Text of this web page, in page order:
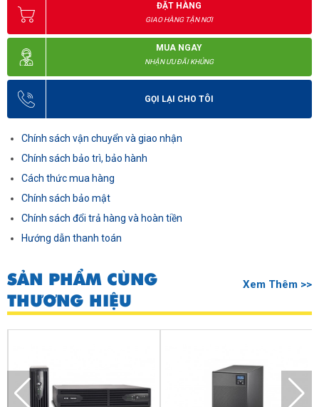
ĐẶT HÀNG
GIAO HÀNG TẬN NƠI
MUA NGAY
NHẬN ƯU ĐÃI KHỦNG
GỌI LẠI CHO TÔI
Chính sách vận chuyển và giao nhận
Chính sách bảo trì, bảo hành
Cách thức mua hàng
Chính sách bảo mật
Chính sách đổi trả hàng và hoàn tiền
Hướng dẫn thanh toán
SẢN PHẨM CÙNG
THƯƠNG HIỆU
Xem Thêm >>